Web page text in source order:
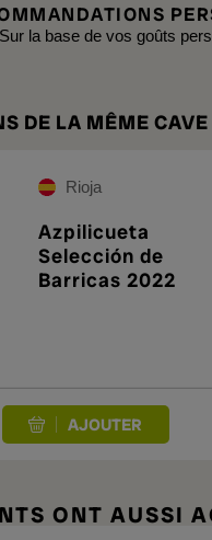
Sur la base de vos goûts
DE LA MÊME CAVE
Rioja
Azpilicueta
Selección de
Barricas 2022
ONT AUSSI